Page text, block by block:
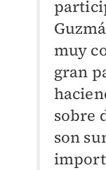
muy
gran
sobre
son